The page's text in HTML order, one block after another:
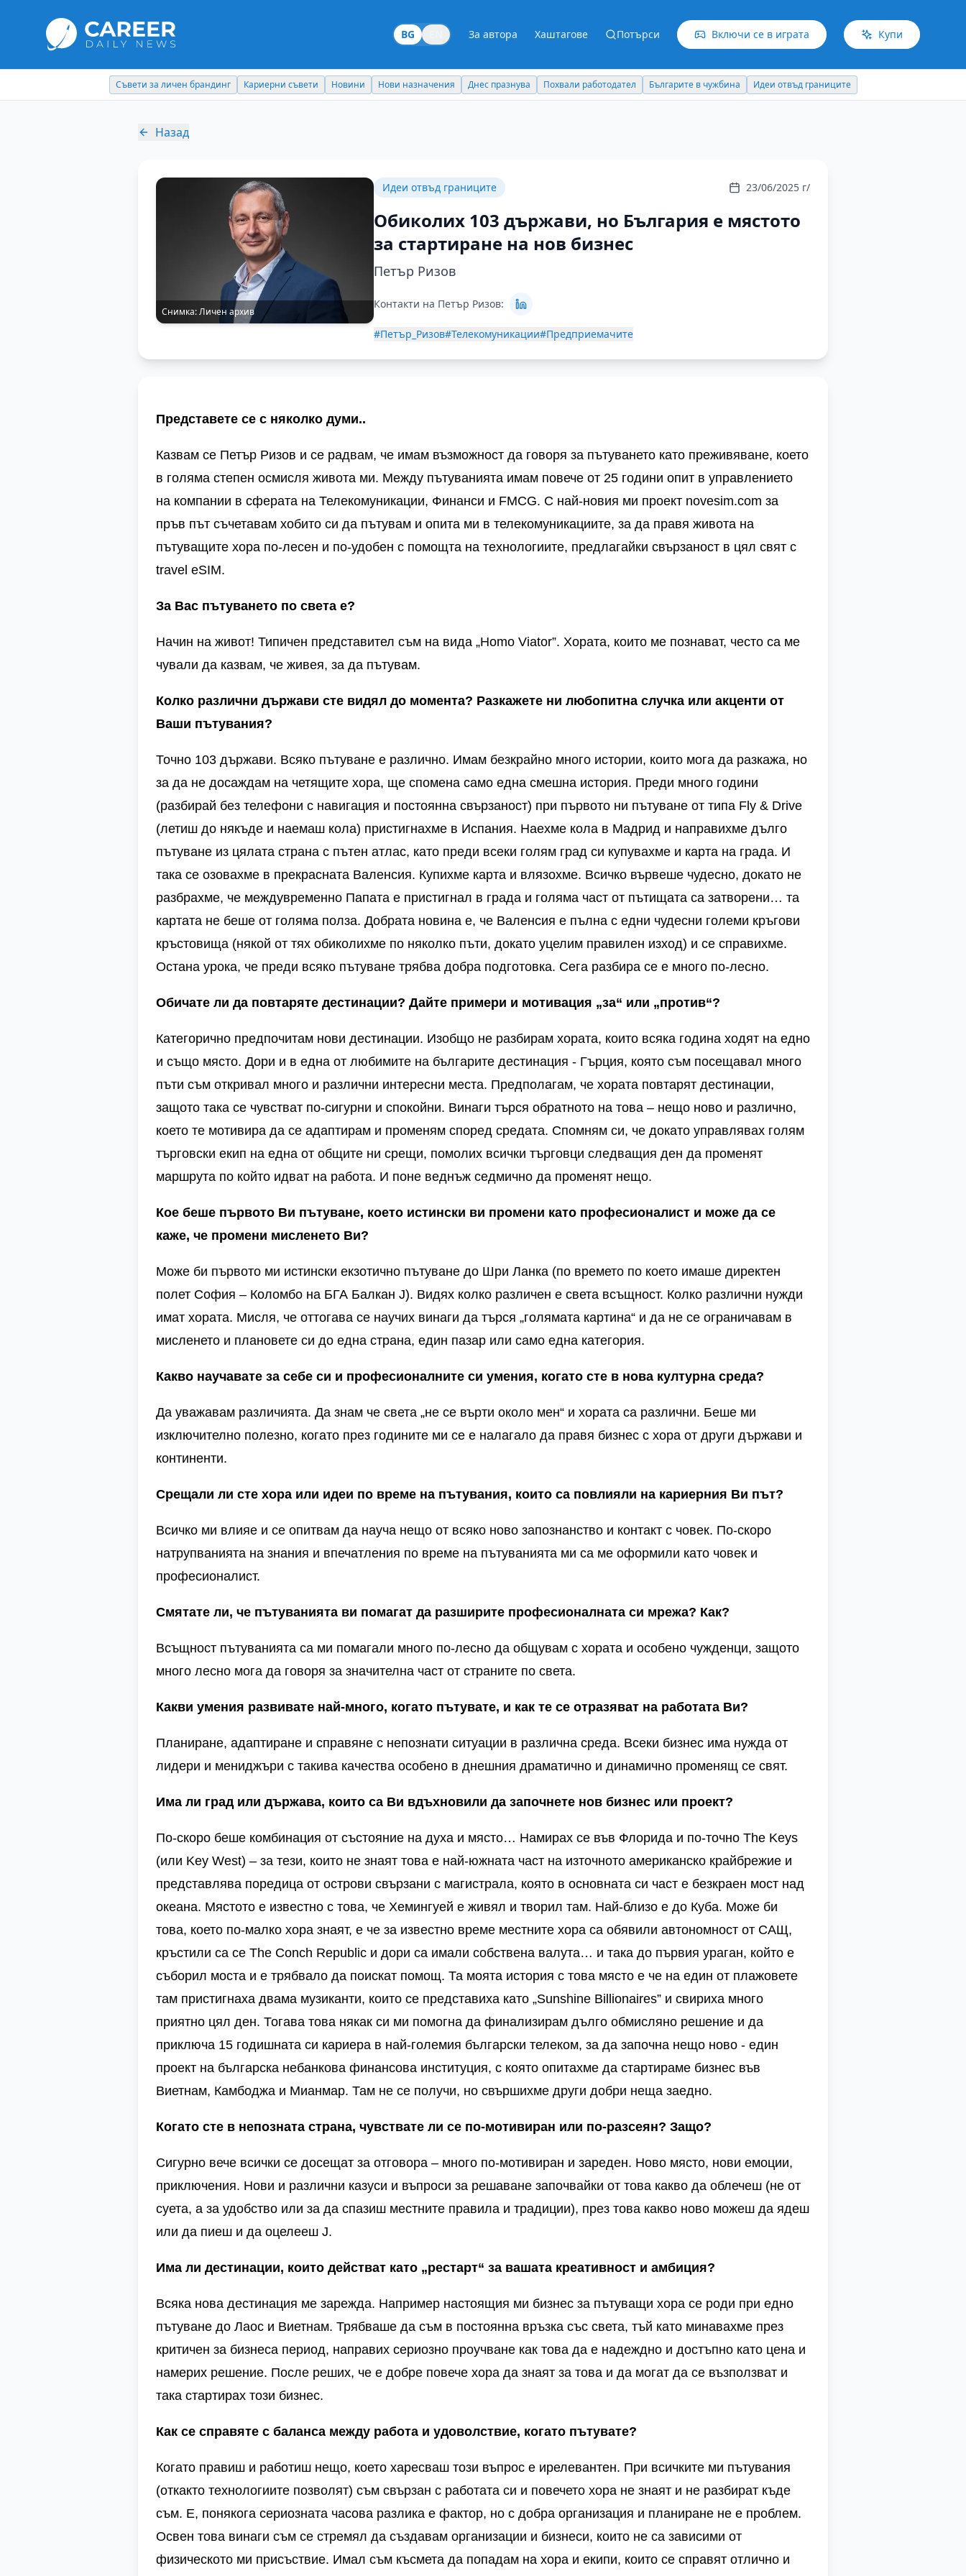
BG За автора Хаштагове Потърси Включи се в играта Купи
Съвети за личен брандинг Кариерни съвети Новини Нови назначения Днес празнува Похвали работодател Българите в чужбина Идеи отвъд границите
Назад
Снимка:Личен архив
Идеи отвъд границите 23/06/2025 г/
Обиколих 103 държави, но България е мястото
за стартиране на нов бизнес
Петър Ризов
Контакти на Петър Ризов:
#Петър_Ризов#Телекомуникации#Предприемачите
Представете се с няколко думи..
Казвам се Петър Ризов и се радвам, че имам възможност да говоря за пътуването като преживяване, което
в голяма степен осмисля живота ми. Между пътуванията имам повече от 25 години опит в управлението
на компании в сферата на Телекомуникации, Финанси и FMCG. С най-новия ми проект novesim.com за
пръв път съчетавам хобито си да пътувам и опита ми в телекомуникациите, за да правя живота на
пътуващите хора по-лесен и по-удобен с помощта на технологиите, предлагайки свързаност в цял свят с
travel eSIM.
За Вас пътуването по света е?
Начин на живот! Типичен представител съм на вида „Homo Viator”. Хората, които ме познават, често са ме
чували да казвам, че живея, за да пътувам.
Колко различни държави сте видял до момента? Разкажете ни любопитна случка или акценти от
Ваши пътувания?
Точно 103 държави. Всяко пътуване е различно. Имам безкрайно много истории, които мога да разкажа, но
за да не досаждам на четящите хора, ще спомена само една смешна история. Преди много години
(разбирай без телефони с навигация и постоянна свързаност) при първото ни пътуване от типа Fly & Drive
(летиш до някъде и наемаш кола) пристигнахме в Испания. Наехме кола в Мадрид и направихме дълго
пътуване из цялата страна с пътен атлас, като преди всеки голям град си купувахме и карта на града. И
така се озовахме в прекрасната Валенсия. Купихме карта и влязохме. Всичко вървеше чудесно, докато не
разбрахме, че междувременно Папата е пристигнал в града и голяма част от пътищата са затворени… та
картата не беше от голяма полза. Добрата новина е, че Валенсия е пълна с едни чудесни големи кръгови
кръстовища (някой от тях обиколихме по няколко пъти, докато уцелим правилен изход) и се справихме.
Остана урока, че преди всяко пътуване трябва добра подготовка. Сега разбира се е много по-лесно.
Обичате ли да повтаряте дестинации? Дайте примери и мотивация „за“ или „против“?
Категорично предпочитам нови дестинации. Изобщо не разбирам хората, които всяка година ходят на едно
и също място. Дори и в една от любимите на българите дестинация - Гърция, която съм посещавал много
пъти съм откривал много и различни интересни места. Предполагам, че хората повтарят дестинации,
защото така се чувстват по-сигурни и спокойни. Винаги търся обратното на това – нещо ново и различно,
което те мотивира да се адаптирам и променям според средата. Спомням си, че докато управлявах голям
търговски екип на една от общите ни срещи, помолих всички търговци следващия ден да променят
маршрута по който идват на работа. И поне веднъж седмично да променят нещо.
Кое беше първото Ви пътуване, което истински ви промени като професионалист и може да се
каже, че промени мисленето Ви?
Може би първото ми истински екзотично пътуване до Шри Ланка (по времето по което имаше директен
полет София – Коломбо на БГА Балкан J). Видях колко различен е света всъщност. Колко различни нужди
имат хората. Мисля, че оттогава се научих винаги да търся „голямата картина“ и да не се ограничавам в
мисленето и плановете си до една страна, един пазар или само една категория.
Какво научавате за себе си и професионалните си умения, когато сте в нова културна среда?
Да уважавам различията. Да знам че света „не се върти около мен“ и хората са различни. Беше ми
изключително полезно, когато през годините ми се е налагало да правя бизнес с хора от други държави и
континенти.
Срещали ли сте хора или идеи по време на пътувания, които са повлияли на кариерния Ви път?
Всичко ми влияе и се опитвам да науча нещо от всяко ново запознанство и контакт с човек. По-скоро
натрупванията на знания и впечатления по време на пътуванията ми са ме оформили като човек и
професионалист.
Смятате ли, че пътуванията ви помагат да разширите професионалната си мрежа? Как?
Всъщност пътуванията са ми помагали много по-лесно да общувам с хората и особено чужденци, защото
много лесно мога да говоря за значителна част от страните по света.
Какви умения развивате най-много, когато пътувате, и как те се отразяват на работата Ви?
Планиране, адаптиране и справяне с непознати ситуации в различна среда. Всеки бизнес има нужда от
лидери и мениджъри с такива качества особено в днешния драматично и динамично променящ се свят.
Има ли град или държава, които са Ви вдъхновили да започнете нов бизнес или проект?
По-скоро беше комбинация от състояние на духа и място… Намирах се във Флорида и по-точно The Keys
(или Key West) – за тези, които не знаят това е най-южната част на източното американско крайбрежие и
представлява поредица от острови свързани с магистрала, която в основната си част е безкраен мост над
океана. Мястото е известно с това, че Хемингуей е живял и творил там. Най-близо е до Куба. Може би
това, което по-малко хора знаят, е че за известно време местните хора са обявили автономност от САЩ,
кръстили са се The Conch Republic и дори са имали собствена валута… и така до първия ураган, който е
съборил моста и е трябвало да поискат помощ. Та моята история с това място е че на един от плажовете
там пристигнаха двама музиканти, които се представиха като „Sunshine Billionaires” и свириха много
приятно цял ден. Тогава това някак си ми помогна да финализирам дълго обмисляно решение и да
приключа 15 годишната си кариера в най-големия български телеком, за да започна нещо ново - един
проект на българска небанкова финансова институция, с която опитахме да стартираме бизнес във
Виетнам, Камбоджа и Мианмар. Там не се получи, но свършихме други добри неща заедно.
Когато сте в непозната страна, чувствате ли се по-мотивиран или по-разсеян? Защо?
Сигурно вече всички се досещат за отговора – много по-мотивиран и зареден. Ново място, нови емоции,
приключения. Нови и различни казуси и въпроси за решаване започвайки от това какво да облечеш (не от
суета, а за удобство или за да спазиш местните правила и традиции), през това какво ново можеш да ядеш
или да пиеш и да оцелееш J.
Има ли дестинации, които действат като „рестарт“ за вашата креативност и амбиция?
Всяка нова дестинация ме зарежда. Например настоящия ми бизнес за пътуващи хора се роди при едно
пътуване до Лаос и Виетнам. Трябваше да съм в постоянна връзка със света, тъй като минавахме през
критичен за бизнеса период, направих сериозно проучване как това да е надеждно и достъпно като цена и
намерих решение. После реших, че е добре повече хора да знаят за това и да могат да се възползват и
така стартирах този бизнес.
Как се справяте с баланса между работа и удоволствие, когато пътувате?
Когато правиш и работиш нещо, което харесваш този въпрос е ирелевантен. При всичките ми пътувания
(откакто технологиите позволят) съм свързан с работата си и повечето хора не знаят и не разбират къде
съм. Е, понякога сериозната часова разлика е фактор, но с добра организация и планиране не е проблем.
Освен това винаги съм се стремял да създавам организации и бизнеси, които не са зависими от
физическото ми присъствие. Имал съм късмета да попадам на хора и екипи, които се справят отлично и